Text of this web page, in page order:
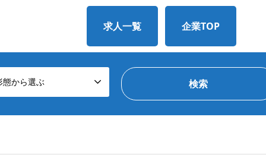
求人一覧 企業TOP
態から選ぶ